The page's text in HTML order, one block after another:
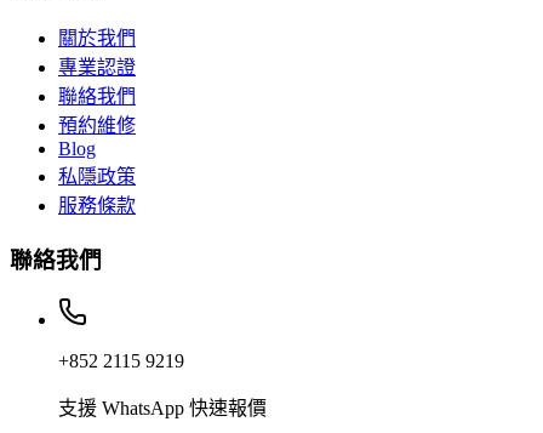
關於我們
專業認證
聯絡我們
預約維修
Blog
私隱政策
服務條款
聯絡我們
+852 2115 9219
支援 WhatsApp 快速報價